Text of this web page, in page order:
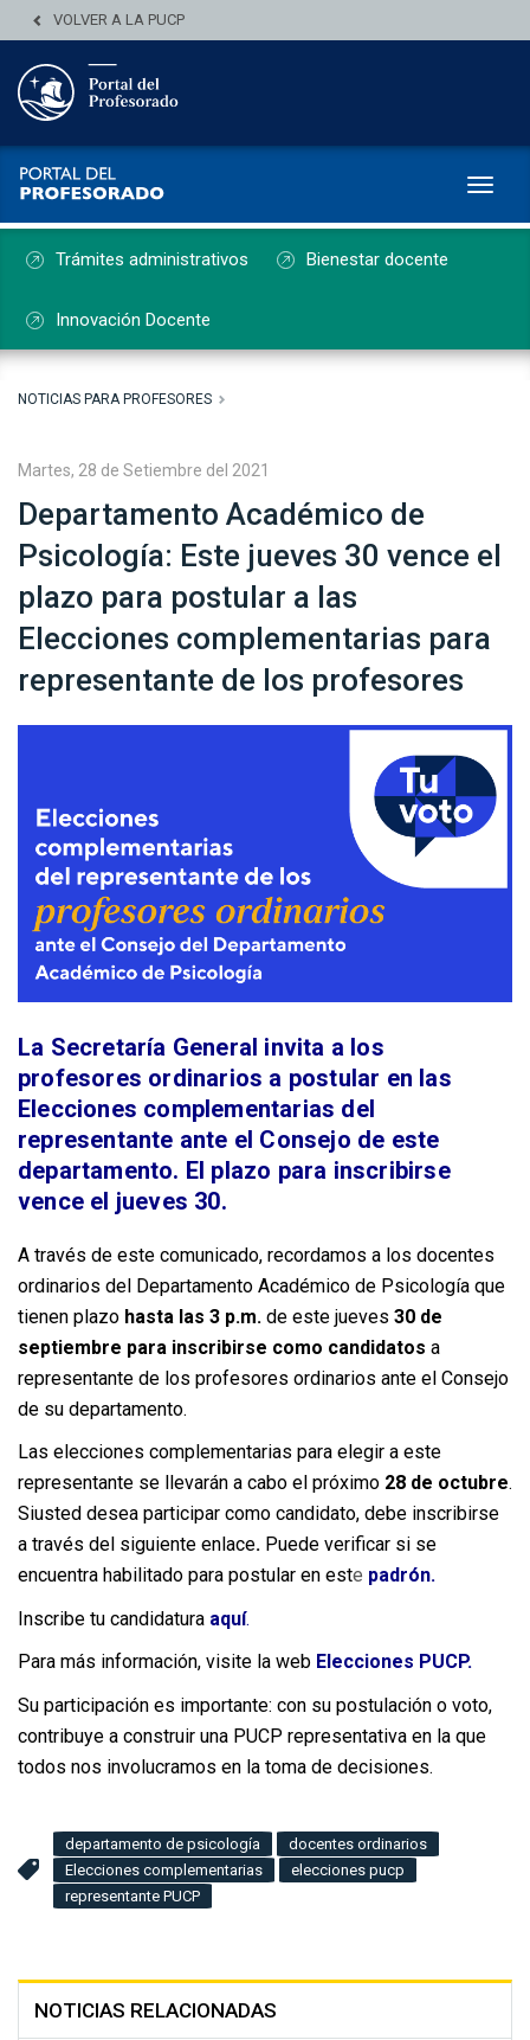
VOLVER A LA PUCP
Trámites administrativos Bienestar docente
Innovación Docente
NOTICIAS PARA PROFESORES
Martes, 28 de Setiembre del 2021
Departamento Académico de
Psicología: Este jueves 30 vence el
plazo para postular a las
Elecciones complementarias para
representante de los profesores
La Secretaría General invita a los
profesores ordinarios a postular en las
Elecciones complementarias del
representante ante el Consejo de este
departamento. El plazo para inscribirse
vence el jueves 30.
A través de este comunicado, recordamos a los docentes
ordinarios del Departamento Académico de Psicología que
tienen plazo hasta las 3 p.m. de este jueves 30 de
septiembre para inscribirse como candidatos a
representante de los profesores ordinarios ante el Consejo
de su departamento.
Las elecciones complementarias para elegir a este
representante se llevarán a cabo el próximo 28 de octubre.
Siusted desea participar como candidato, debe inscribirse
a través del siguiente enlace. Puede verificar si se
encuentra habilitado para postular en este padrón.
Inscribe tu candidatura aquí.
Para más información, visite la web Elecciones PUCP.
Su participación es importante: con su postulación o voto,
contribuye a construir una PUCP representativa en la que
todos nos involucramos en la toma de decisiones.
departamento de psicología
docentes ordinarios
Elecciones complementarias
elecciones pucp
representante PUCP
NOTICIAS RELACIONADAS